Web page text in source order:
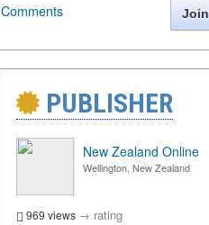
Comments Join
PUBLISHER
New Zealand Online
Wellington, New Zealand
969 views → rating